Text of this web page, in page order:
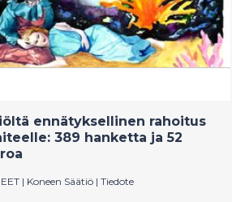
ennätyksellinen rahoitus
389 hanketta ja 52
| Koneen Säätiö | Tiedote